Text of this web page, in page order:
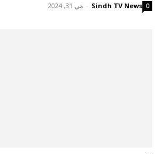
Sindh TV News
- مَي 31, 2024 0